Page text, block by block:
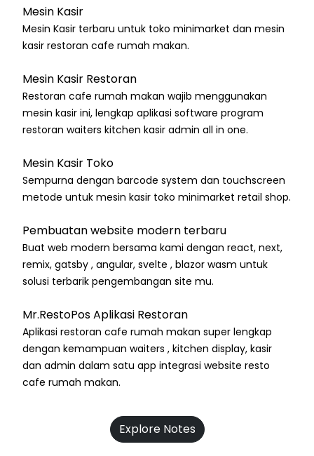
Mesin Kasir
Mesin Kasir terbaru untuk toko minimarket dan mesin
kasir restoran cafe rumah makan.
Mesin Kasir Restoran
Restoran cafe rumah makan wajib menggunakan
mesin kasir ini, lengkap aplikasi software program
restoran waiters kitchen kasir admin all in one.
Mesin Kasir Toko
Sempurna dengan barcode system dan touchscreen
metode untuk mesin kasir toko minimarket retail shop.
Pembuatan website modern terbaru
Buat web modern bersama kami dengan react, next,
remix, gatsby , angular, svelte , blazor wasm untuk
solusi terbarik pengembangan site mu.
Mr.RestoPos Aplikasi Restoran
Aplikasi restoran cafe rumah makan super lengkap
dengan kemampuan waiters , kitchen display, kasir
dan admin dalam satu app integrasi website resto
cafe rumah makan.
Explore Notes